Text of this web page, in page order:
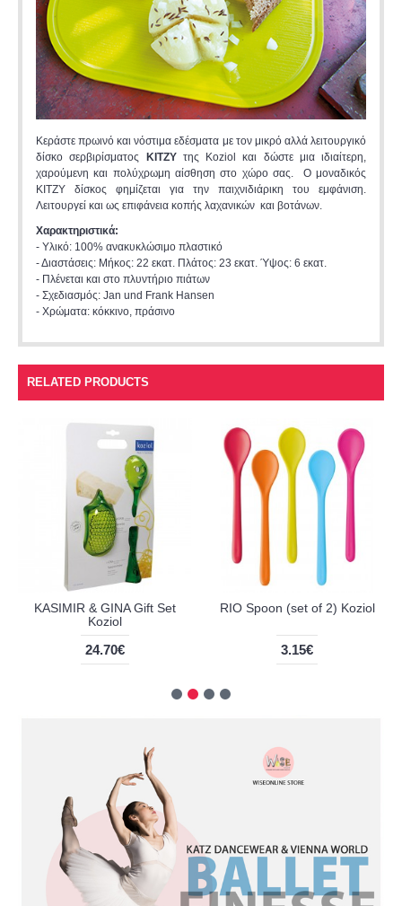
Κεράστε πρωινό και νόστιμα εδέσματα με τον μικρό αλλά λειτουργικό
δίσκο σερβιρίσματος KITZYτης Koziol και δώστε μια ιδιαίτερη,
χαρούμενη και πολύχρωμη αίσθηση στο χώρο σας. Ο μοναδικός
KITZY δίσκος φημίζεται για την παιχνιδιάρικη του εμφάνιση.
Λειτουργεί και ως επιφάνεια κοπής λαχανικών και βοτάνων.
Χαρακτηριστικά:
- Υλικό: 100% ανακυκλώσιμο πλαστικό
- Διαστάσεις: Μήκος: 22 εκατ. Πλάτος: 23 εκατ. Ύψος: 6 εκατ.
- Πλένεται και στο πλυντήριο πιάτων
- Σχεδιασμός: Jan und Frank Hansen
- Χρώματα: κόκκινο, πράσινο
RELATED PRODUCTS
KASIMIR & GINA Gift Set
Koziol
24.70€
RIO Spoon (set of 2) Koziol
3.15€